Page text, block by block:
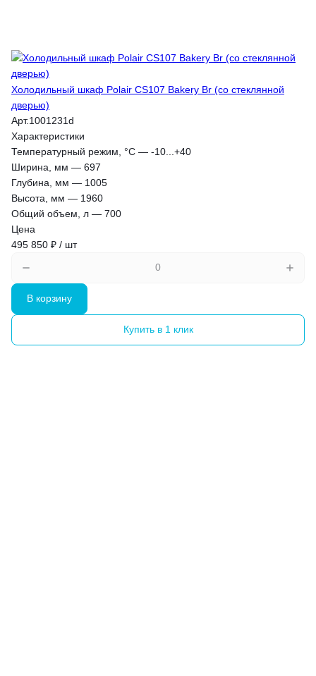
Холодильный шкаф Polair CS107 Bakery Br (со стеклянной
дверью)
Арт.1001231d
Характеристики
Температурный режим, °С — -10...+40
Ширина, мм — 697
Глубина, мм — 1005
Высота, мм — 1960
Общий объем, л — 700
Цена
495 850 ₽ / шт
В корзину
Купить в 1 клик